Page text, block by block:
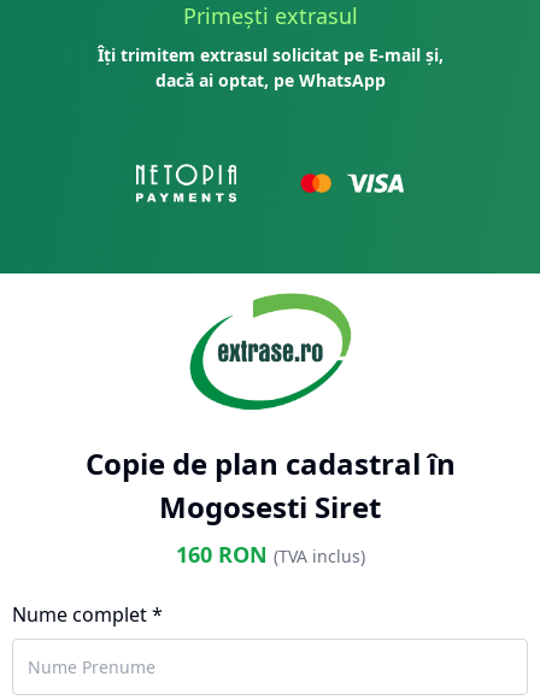
Primești extrasul
Îți trimitem extrasul solicitat pe E-mail și,
dacă ai optat, pe WhatsApp
Copie de plan cadastral în
Mogosesti Siret
160RON (TVA inclus)
Nume complet *